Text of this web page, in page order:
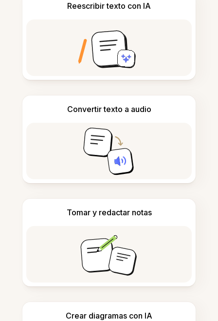
Reescribir texto con IA
Convertir texto a audio
Tomar y redactar notas
Crear diagramas con IA